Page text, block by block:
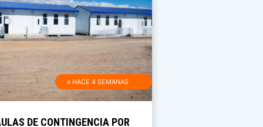
≡ HACE 4 SEMANAS
DE CONTINGENCIA POR